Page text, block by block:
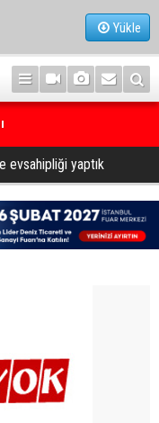
Yükle
evsahipliği yaptık